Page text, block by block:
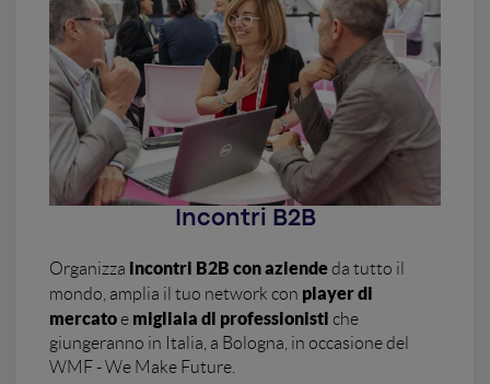
Incontri B2B
Organizza incontri B2B con aziendeda tutto il
mondo, amplia il tuo network con player di
mercatoe migliaia di professionisti che
giungeranno in Italia, a Bologna, in occasione del
WMF - We Make Future.